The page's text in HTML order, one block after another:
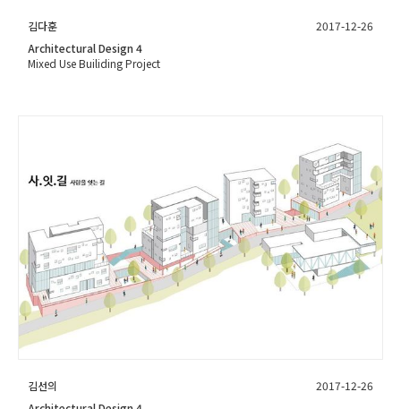
김다훈
2017-12-26
Architectural Design 4
Mixed Use Builiding Project
김선의
2017-12-26